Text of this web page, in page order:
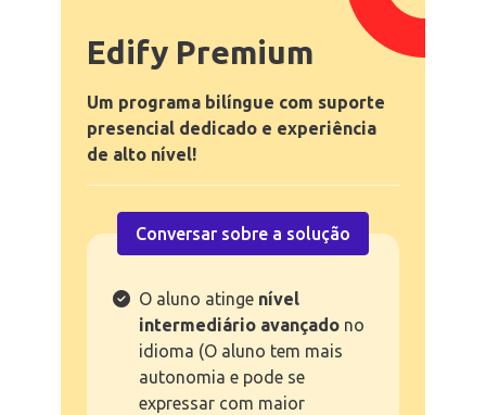
Edify Premium
Um programa bilíngue com suporte
presencial dedicado e experiência
de alto nível!
Conversar sobre a solução
O aluno atinge nível
intermediário avançado no
idioma (O aluno tem mais
autonomia e pode se
expressar com maior